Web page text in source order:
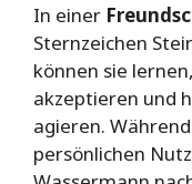
In einer
Sternzeichen
können sie
akzeptieren und
agieren.
persönlichen